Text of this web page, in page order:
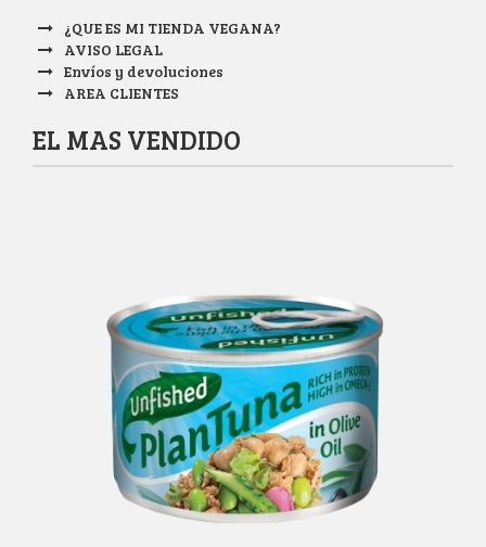
¿QUE ES MI TIENDA VEGANA?
AVISO LEGAL
Envíos y devoluciones
AREA CLIENTES
EL MAS VENDIDO